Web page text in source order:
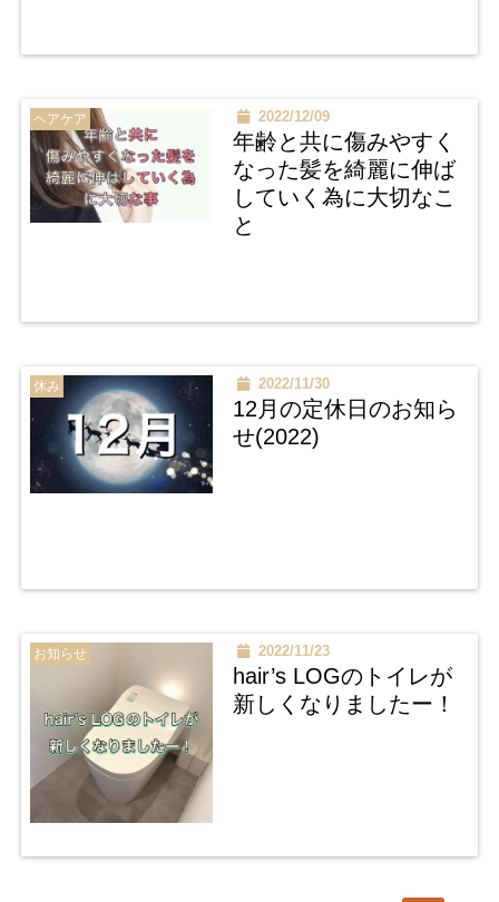
ヘアケア 2022/12/09
年齢と共に傷みやすく
なった髪を綺麗に伸ば
していく為に大切なこ
と
休み 2022/11/30
12月の定休日のお知ら
せ(2022)
お知らせ 2022/11/23
hair’s LOGのトイレが
新しくなりましたー！